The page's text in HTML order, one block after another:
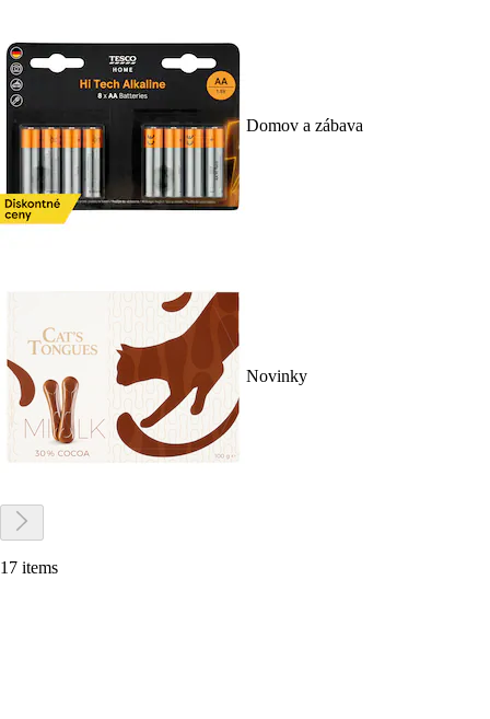
Domov a zábava
Novinky
17 items